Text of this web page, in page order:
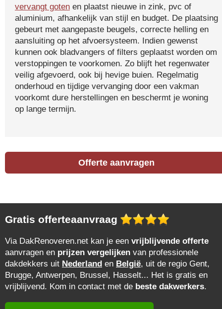
vervangt goten en plaatst nieuwe in zink, pvc of
aluminium, afhankelijk van stijl en budget. De plaatsing
gebeurt met aangepaste beugels, correcte helling en
aansluiting op het afvoersysteem. Indien gewenst
kunnen ook bladvangers of filters geplaatst worden om
verstoppingen te voorkomen. Zo blijft het regenwater
veilig afgevoerd, ook bij hevige buien. Regelmatig
onderhoud en tijdige vervanging door een vakman
voorkomt dure herstellingen en beschermt je woning
op lange termijn.
Offerte aanvragen
Gratis offerteaanvraag
Via DakRenoveren.net kan je een vrijblijvende offerte
aanvragen en prijzen vergelijken van professionele
dakdekkers uit Nederland en België, uit de regio Gent,
Brugge, Antwerpen, Brussel, Hasselt... Het is gratis en
vrijblijvend. Kom in contact met de beste dakwerkers.